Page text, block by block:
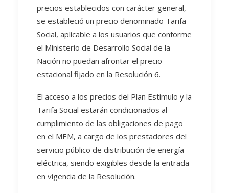
precios establecidos con carácter general,
se estableció un precio denominado Tarifa
Social, aplicable a los usuarios que conforme
el Ministerio de Desarrollo Social de la
Nación no puedan afrontar el precio
estacional fijado en la Resolución 6.
El acceso a los precios del Plan Estímulo y la
Tarifa Social estarán condicionados al
cumplimiento de las obligaciones de pago
en el MEM, a cargo de los prestadores del
servicio público de distribución de energía
eléctrica, siendo exigibles desde la entrada
en vigencia de la Resolución.